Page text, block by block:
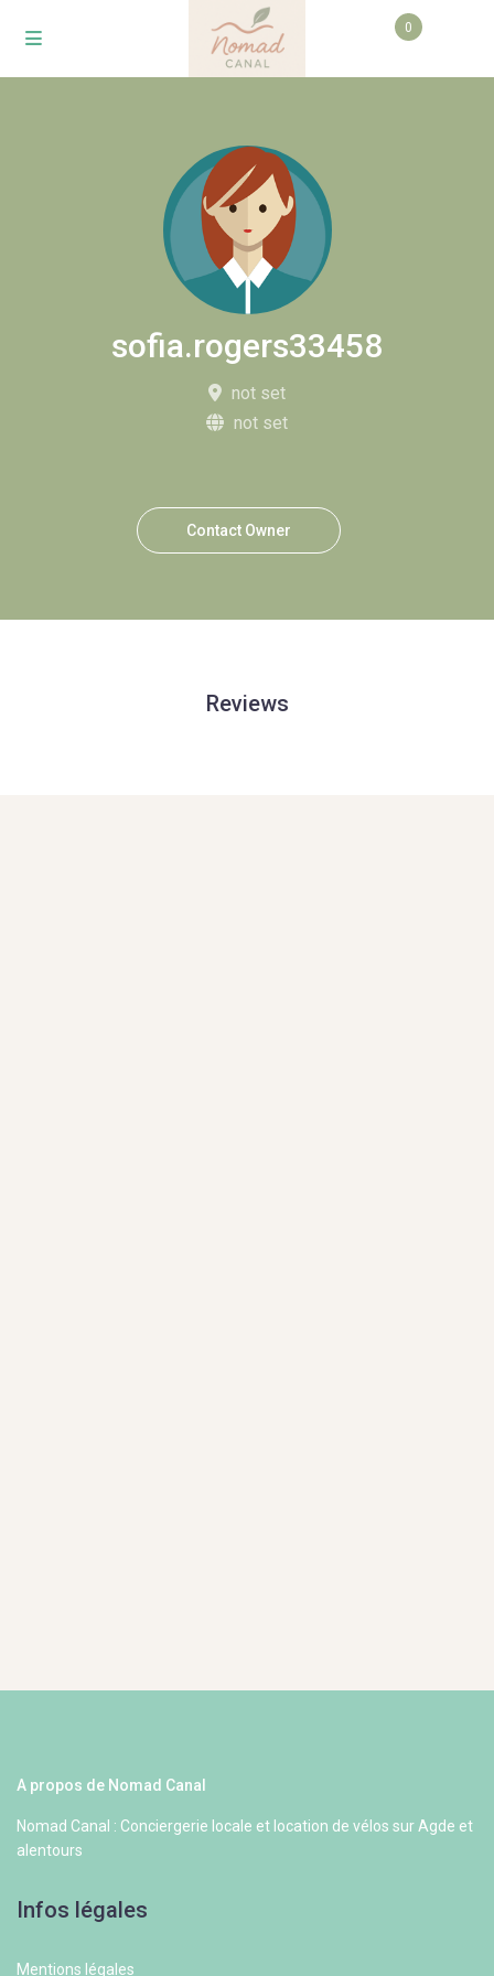
0
sofia.rogers33458
not set
not set
Contact Owner
Reviews
A propos de Nomad Canal
Nomad Canal : Conciergerie locale et location de vélos sur Agde et
alentours
Infos légales
Mentions légales